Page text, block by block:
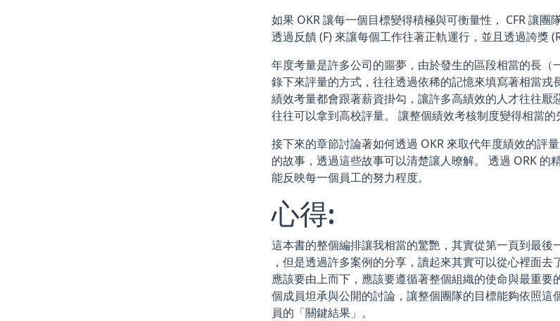
如果 OKR 讓每一個目標變得積極與可衡量性， CFR 讓
透過反饋 (F) 來讓每個工作往著正軌運行，並且透過誇獎
年度考量是許多公司的噩夢，由於發生的區段相當的長
錄下來評量的方式，往往透過依稀的記憶來填寫著相當
績效考量都會跟著薪資掛勾，讓許多高績效的人才往往
往往可以拿到高校評量。 讓整個績效考核制度變得相當的
接下來的章節討論著如何透過 OKR 來取代年度績效的評
的故事，透過這些故事可以清楚讓人暸解。 透過 ORK
能反映每一個員工的努力程度。
心得:
這本書的整個編排讓我相當的驚艷，其實從第一頁到最
，但是透過許多案例的分享，讀起來其實可以從心裡面
應該要由上而下，應該要遵循著整個組織的使命與最重
個成員坦承與公開的討論，讓整個團隊的目標能夠依照
員的「關鍵結果」。